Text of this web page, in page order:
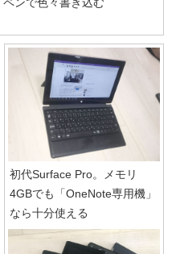
初代Surface Pro。メモリ
4GBでも「OneNote専用機」
なら十分使える